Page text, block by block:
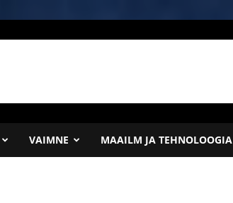
VAIMNE MAAILM JA TEHNOLOOGIA